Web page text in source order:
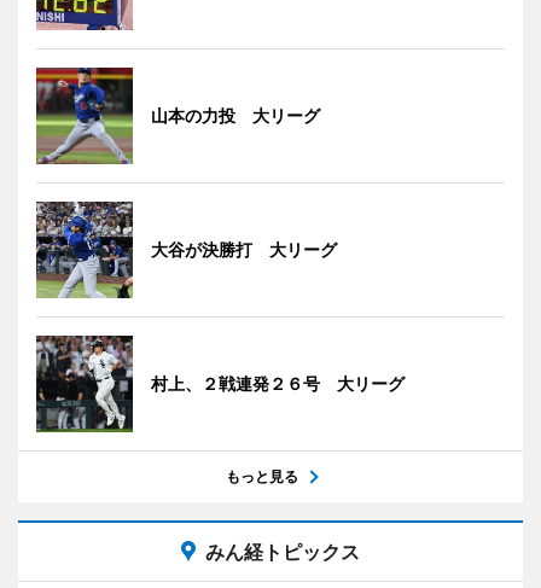
山本の力投 大リーグ
大谷が決勝打 大リーグ
村上、２戦連発２６号 大リーグ
もっと見る
みん経トピックス